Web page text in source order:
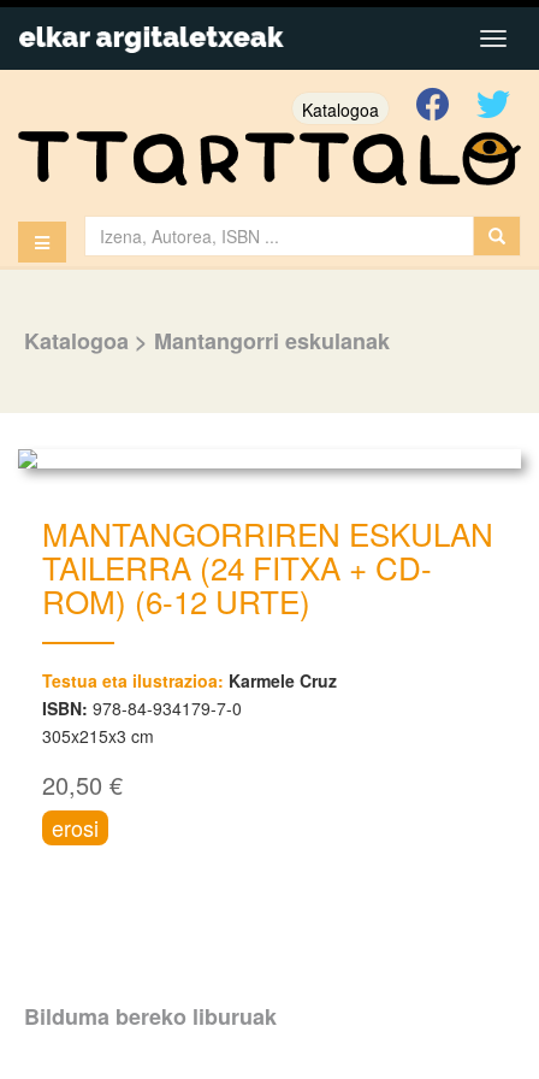
Katalogoa
Katalogoa > Mantangorri eskulanak
MANTANGORRIREN ESKULAN
TAILERRA (24 FITXA + CD-
ROM) (6-12 URTE)
Testua eta ilustrazioa: Karmele Cruz
ISBN: 978-84-934179-7-0
305x215x3 cm
20,50 €
erosi
Bilduma bereko liburuak